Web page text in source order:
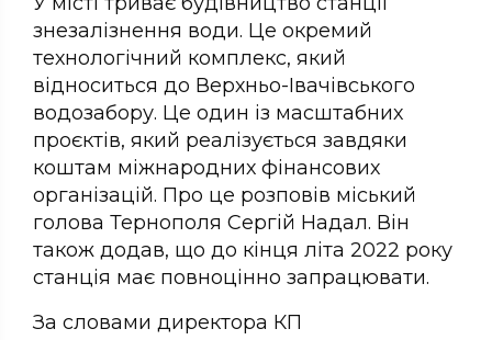
знезалізнення води. Це окремий
технологічний комплекс, який
відноситься до Верхньо-Івачівського
водозабору. Це один із масштабних
проєктів, який реалізується завдяки
коштам міжнародних фінансових
організацій. Про це розповів міський
голова Тернополя Сергій Надал. Він
також додав, що до кінця літа 2022 року
станція має повноцінно запрацювати.
За словами директора КП